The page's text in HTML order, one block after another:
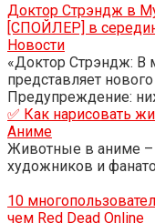
Доктор Стрэндж в
[СПОЙЛЕР] в
Новости
«Доктор Стрэндж: В
представляет
Предупреждение:
✅ Как нарисовать
Аниме
Животные в аниме –
художников и
10
чем Red Dead Online